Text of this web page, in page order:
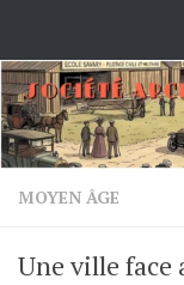
MOYEN ÂGE
Une ville face